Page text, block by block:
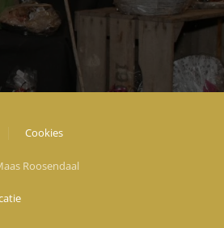
Cookies
Roosendaal